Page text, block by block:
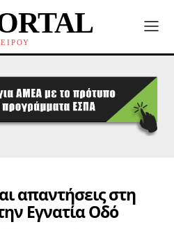
απαντήσεις στη
Εγνατία Οδό